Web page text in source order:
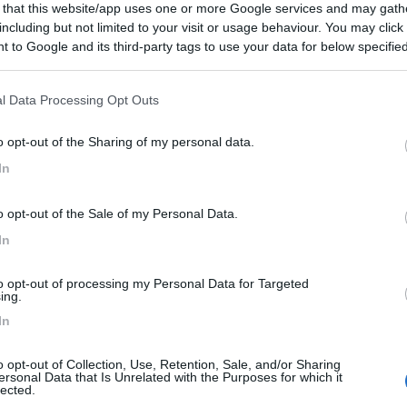
that this website/app uses one or more Google services and may
but not limited to your visit or usage behaviour. You may
to Google and its third-party tags to use your data for below
Data Processing Opt Outs
opt-out of the Sharing of my personal data.
opt-out of the Sale of my Personal Data.
opt-out of processing my Personal Data for Targeted
opt-out of Collection, Use, Retention, Sale, and/or Sharing
Data that Is Unrelated with the Purposes for which it
bagni puliti ma datati. Vicino a piscina, pattinaggio ed
Andalo. Ideale a mio avviso per l'inverno.
06/07/2017
puliti ma piuttosto datati. L'accoglienza non proprio
di 2 notti a settembre (2 adulti, 2 bambini e il camper)
Forse un tantino caro per i servizi che offre
Servizi
e disponibili. A 2 passi dal paese dove organizzano